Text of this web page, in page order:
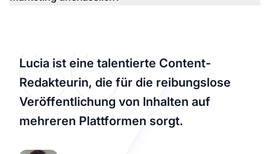
Lucia ist eine talentierte Content-
Redakteurin, die für die reibungslose
Veröffentlichung von Inhalten auf
mehreren Plattformen sorgt.